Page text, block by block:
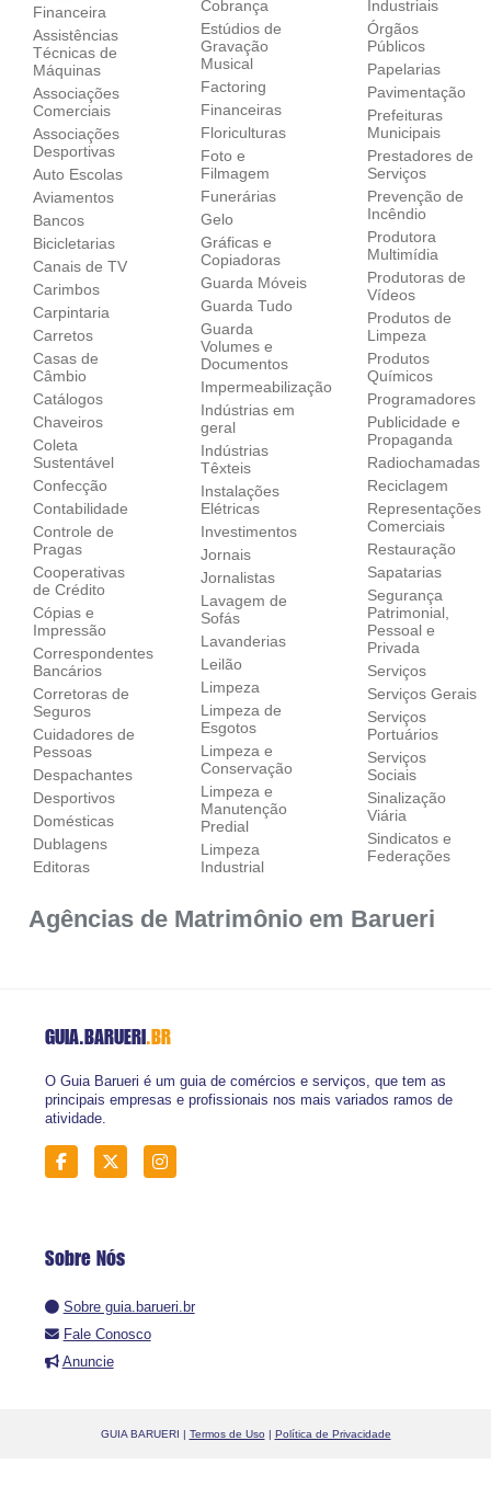
Financeira
Assistências
Técnicas de
Máquinas
Associações
Comerciais
Associações
Desportivas
Auto Escolas
Aviamentos
Bancos
Bicicletarias
Canais de TV
Carimbos
Carpintaria
Carretos
Casas de
Câmbio
Catálogos
Chaveiros
Coleta
Sustentável
Confecção
Contabilidade
Controle de
Pragas
Cooperativas
de Crédito
Cópias e
Impressão
Correspondentes
Bancários
Corretoras de
Seguros
Cuidadores de
Pessoas
Despachantes
Desportivos
Domésticas
Dublagens
Editoras
Cobrança
Estúdios de
Gravação
Musical
Factoring
Financeiras
Floriculturas
Foto e
Filmagem
Funerárias
Gelo
Gráficas e
Copiadoras
Guarda Móveis
Guarda Tudo
Guarda
Volumes e
Documentos
Impermeabilização
Indústrias em
geral
Indústrias
Têxteis
Instalações
Elétricas
Investimentos
Jornais
Jornalistas
Lavagem de
Sofás
Lavanderias
Leilão
Limpeza
Limpeza de
Esgotos
Limpeza e
Conservação
Limpeza e
Manutenção
Predial
Limpeza
Industrial
Industriais
Órgãos
Públicos
Papelarias
Pavimentação
Prefeituras
Municipais
Prestadores de
Serviços
Prevenção de
Incêndio
Produtora
Multimídia
Produtoras de
Vídeos
Produtos de
Limpeza
Produtos
Químicos
Programadores
Publicidade e
Propaganda
Radiochamadas
Reciclagem
Representações
Comerciais
Restauração
Sapatarias
Segurança
Patrimonial,
Pessoal e
Privada
Serviços
Serviços Gerais
Serviços
Portuários
Serviços
Sociais
Sinalização
Viária
Sindicatos e
Federações
Agências de Matrimônio em Barueri
GUIA.BARUERI.BR
O Guia Barueri é um guia de comércios e serviços, que tem as
principais empresas e profissionais nos mais variados ramos de
atividade.
Sobre Nós
Sobre guia.barueri.br
Fale Conosco
Anuncie
GUIA BARUERI | Termos de Uso | Política de Privacidade